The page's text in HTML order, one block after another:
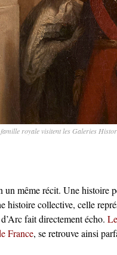
royale visitent les Galeries
même récit. Une histoire
collective, celle
fait directement écho.
France, se retrouve ainsi